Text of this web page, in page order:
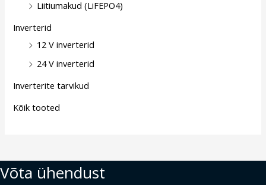
Liitiumakud (LiFEPO4)
Inverterid
12 V inverterid
24 V inverterid
Inverterite tarvikud
Kõik tooted
Võta ühendust